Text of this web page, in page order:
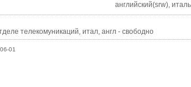
английский(srw),
телекомуникаций, итал, англ - свободно
01